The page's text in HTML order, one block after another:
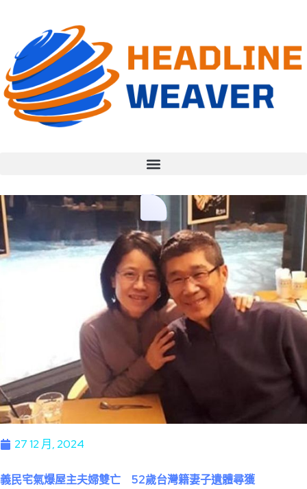
27 12 月, 2024
義民宅氣爆屋主夫婦雙亡 52歲台灣籍妻子遺體尋獲